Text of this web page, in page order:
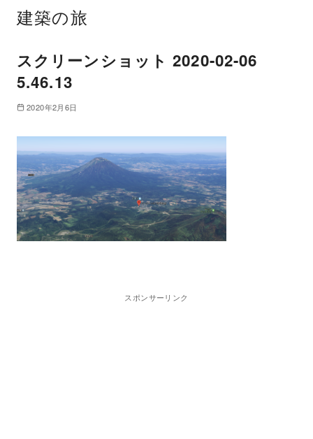
建築の旅
スクリーンショット 2020-02-06
5.46.13
2020年2月6日
スポンサーリンク